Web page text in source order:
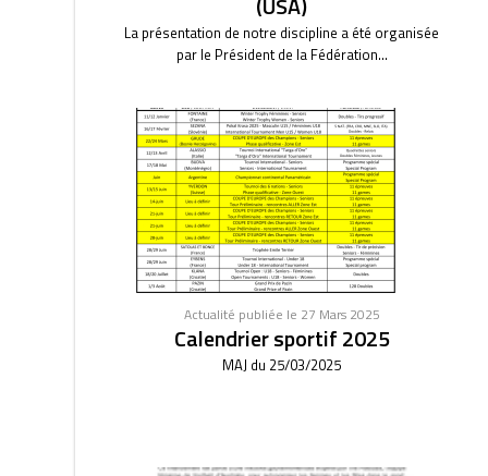
La présentation de notre discipline a été organisée
par le Président de la Fédération...
Actualité publiée le 27 Mars 2025
Calendrier sportif 2025
MAJ du 25/03/2025